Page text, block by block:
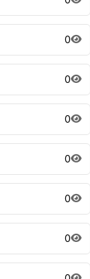
0
0
0
0
0
0